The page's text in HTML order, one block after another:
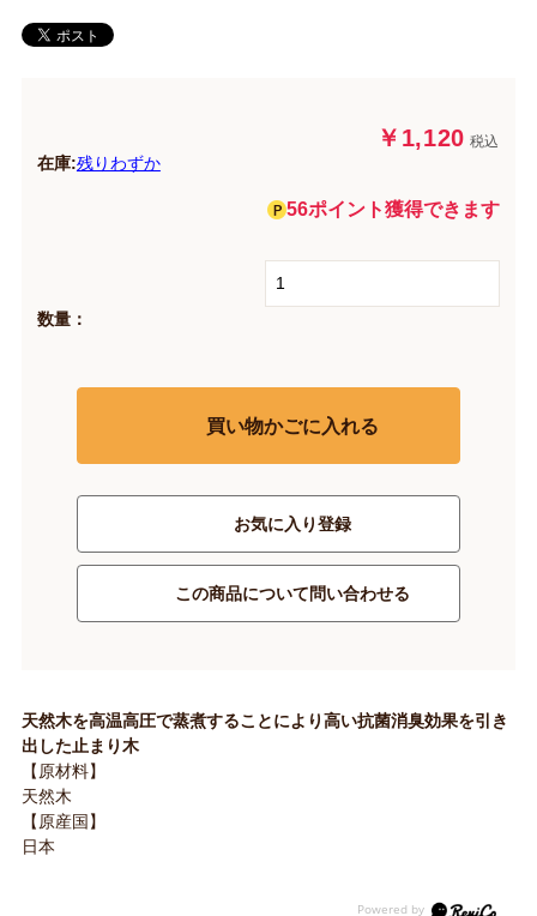
￥1,120 税込
在庫:残りわずか
56ポイント獲得できます
数量：
買い物かごに入れる
お気に入り登録
この商品について問い合わせる
天然木を高温高圧で蒸煮することにより高い抗菌消臭効果を引き
出した止まり木
【原材料】
天然木
【原産国】
日本